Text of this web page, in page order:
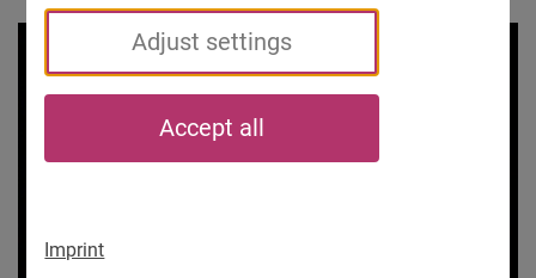
Adjust settings
Accept all
Imprint